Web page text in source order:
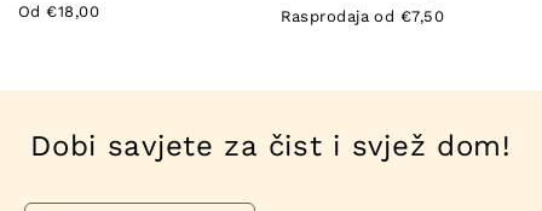
Od €18,00
Rasprodaja od €7,50
Dobi savjete za čist i svjež dom!